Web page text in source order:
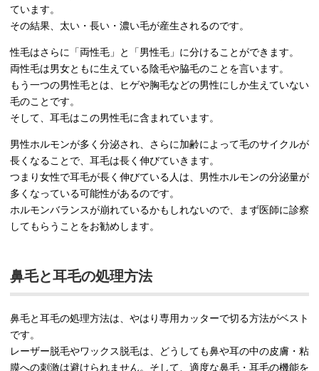
ています。
その結果、太い・長い・濃い毛が産生されるのです。
性毛はさらに「両性毛」と「男性毛」に分けることができます。
両性毛は男女ともに生えている陰毛や脇毛のことを言います。
もう一つの男性毛とは、ヒゲや胸毛などの男性にしか生えていない
毛のことです。
そして、耳毛はこの男性毛に含まれています。
男性ホルモンが多く分泌され、さらに加齢によって毛のサイクルが
長くなることで、耳毛は長く伸びていきます。
つまり女性で耳毛が長く伸びている人は、男性ホルモンの分泌量が
多くなっている可能性があるのです。
ホルモンバランスが崩れているかもしれないので、まず医師に診察
してもらうことをお勧めします。
鼻毛と耳毛の処理方法
鼻毛と耳毛の処理方法は、やはり専用カッターで切る方法がベスト
です。
レーザー脱毛やワックス脱毛は、どうしても鼻や耳の中の皮膚・粘
膜への刺激は避けられません。そして、適度な鼻毛・耳毛の機能を